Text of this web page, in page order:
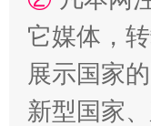
漫山遍野的桃花与
它媒体，
展示国家
新型国家